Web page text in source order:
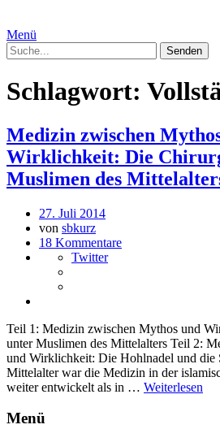
Menü
Schlagwort:
Medizin zwischen
Wirklichkeit: Die
Muslimen des
27. Juli 2014
von sbkurz
18 Kommentare
Twitter
Teil 1: Medizin zwischen Mythos und
unter Muslimen des Mittelalters Teil 2:
und Wirklichkeit: Die Hohlnadel und die
Mittelalter war die Medizin in der
weiter entwickelt als in … Weiterlesen
Menü